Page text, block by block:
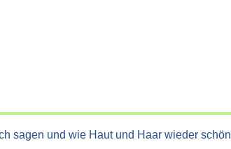
sagen und wie Haut und Haar wieder schön